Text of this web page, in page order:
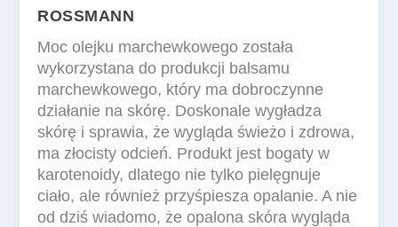
ROSSMANN
Moc olejku marchewkowego została
wykorzystana do produkcji balsamu
marchewkowego, który ma dobroczynne
działanie na skórę. Doskonale wygładza
skórę i sprawia, że wygląda świeżo i zdrowa,
ma złocisty odcień. Produkt jest bogaty w
karotenoidy, dlatego nie tylko pielęgnuje
ciało, ale również przyśpiesza opalanie. A nie
od dziś wiadomo, że opalona skóra wygląda